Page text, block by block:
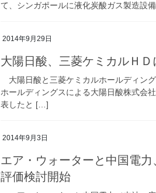
て、シンガポールに液化炭酸ガス製造
2014年9月29日
大陽日酸、三菱ケミカルＨ
大陽日酸と三菱ケミカルホールディン
ホールディングスによる大陽日酸株式会
表したと […]
2014年9月3日
エア・ウォーターと中国電
評価検討開始